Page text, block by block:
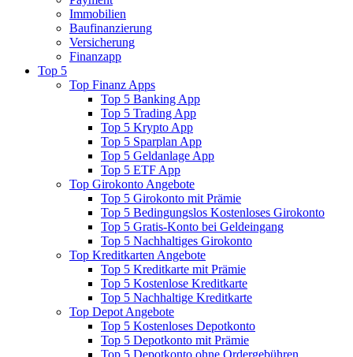
Immobilien
Baufinanzierung
Versicherung
Finanzapp
Top 5
Top Finanz Apps
Top 5 Banking App
Top 5 Trading App
Top 5 Krypto App
Top 5 Sparplan App
Top 5 Geldanlage App
Top 5 ETF App
Top Girokonto Angebote
Top 5 Girokonto mit Prämie
Top 5 Bedingungslos Kostenloses Girokonto
Top 5 Gratis-Konto bei Geldeingang
Top 5 Nachhaltiges Girokonto
Top Kreditkarten Angebote
Top 5 Kreditkarte mit Prämie
Top 5 Kostenlose Kreditkarte
Top 5 Nachhaltige Kreditkarte
Top Depot Angebote
Top 5 Kostenloses Depotkonto
Top 5 Depotkonto mit Prämie
Top 5 Depotkonto ohne Ordergebühren